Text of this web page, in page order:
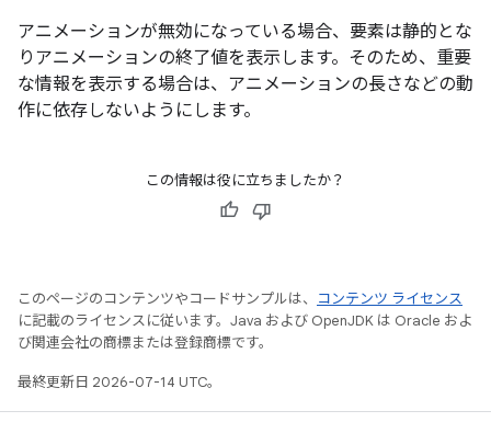
アニメーションが無効になっている場合、要素は静的とな
りアニメーションの終了値を表示します。そのため、重要
な情報を表示する場合は、アニメーションの長さなどの動
作に依存しないようにします。
この情報は役に立ちましたか？
このページのコンテンツやコードサンプルは、
コンテンツ ライセンス
に記載のライセンスに従います。Java および OpenJDK は Oracle およ
び関連会社の商標または登録商標です。
最終更新日 2026-07-14 UTC。